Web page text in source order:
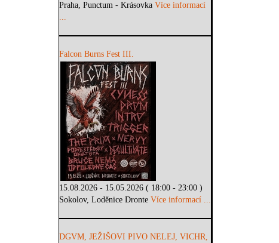
Praha, Punctum - KrásovkaVíce informací
...
Falcon Burns Fest III.
15.08.2026 - 15.05.2026 ( 18:00 - 23:00 )
Sokolov, Loděnice DronteVíce informací ...
DGVM, JEŽIŠOVI PIVO NELEJ, VICHR,